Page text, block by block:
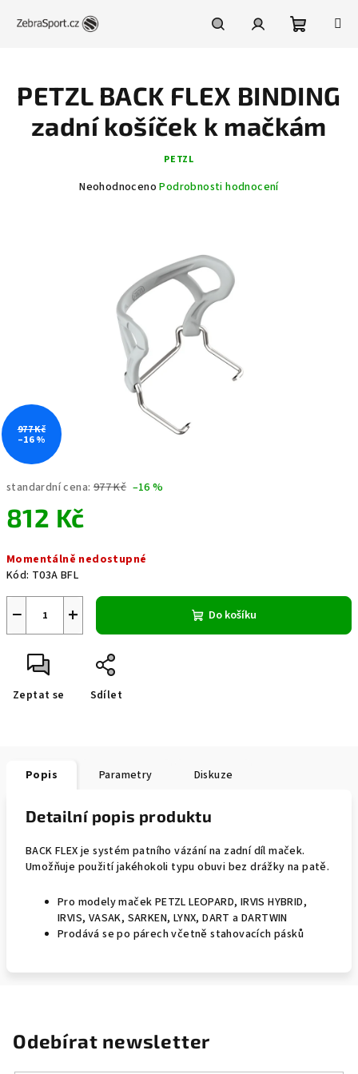
košík
standardní cena: 977 Kč –16 %
812 Kč
cena:
Momentálně nedostupné
Kód: T03A BFL
+
− Do košíku
Zeptat se Sdílet
PETZL BACK FLEX BINDING
zadní košíček k mačkám
PETZL
Průměrné
hvězdiček.
Neohodnoceno Podrobnosti hodnocení
977 Kč
–16 %
Popis Parametry Diskuze
Detailní popis produktu
BACK FLEX je systém patního vázání na zadní díl maček.
Umožňuje použití jakéhokoli typu obuvi bez drážky na patě.
Pro modely maček PETZL LEOPARD, IRVIS HYBRID,
IRVIS, VASAK, SARKEN, LYNX, DART a DARTWIN
Prodává se po párech včetně stahovacích pásků
Odebírat newsletter